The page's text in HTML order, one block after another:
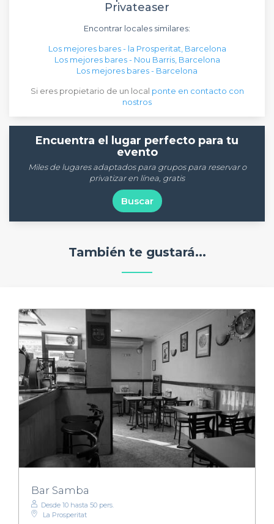
Privateaser
Encontrar locales similares:
Los mejores bares - la Prosperitat, Barcelona
Los mejores bares - Nou Barris, Barcelona
Los mejores bares - Barcelona
Si eres propietario de un local ponte en contacto con
nostros
Encuentra el lugar perfecto para tu
evento
Miles de lugares adaptados para grupos para reservar o
privatizar en línea, gratis
Buscar
También te gustará...
Bar Samba
Desde 10 hasta 50 pers.
La Prosperitat